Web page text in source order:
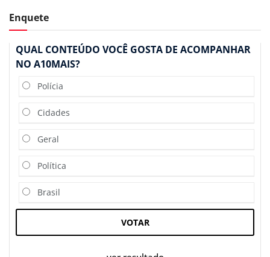
Enquete
QUAL CONTEÚDO VOCÊ GOSTA DE ACOMPANHAR
NO A10MAIS?
Polícia
Cidades
Geral
Política
Brasil
VOTAR